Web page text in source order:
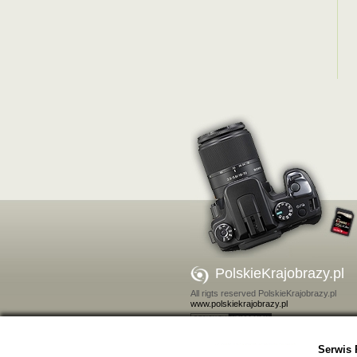
PolskieKrajobrazy.pl
All rigts reserved PolskieKrajobrazy.pl
www.polskiekrajobrazy.pl
Serwis